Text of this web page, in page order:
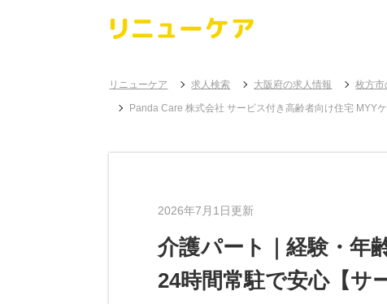
リニューケア 求人検索 大阪府の求人情報 枚方市
Panda Care 株式会社 サービス付き高齢者向け住宅 MYY
2026年7月1日更新
介護パート｜経験・年
24時間常駐で安心【サ